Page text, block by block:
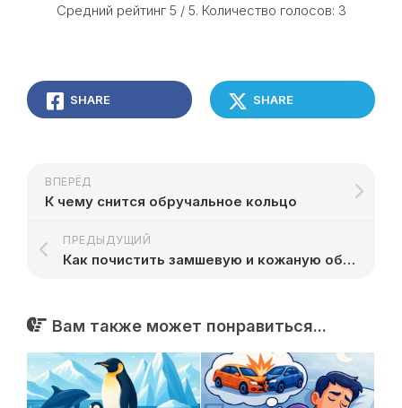
Средний рейтинг 5 / 5. Количество голосов: 3
SHARE SHARE
ВПЕРЁД
К чему снится обручальное кольцо
ПРЕДЫДУЩИЙ
Как почистить замшевую и кожаную обувь
Вам также может понравиться...